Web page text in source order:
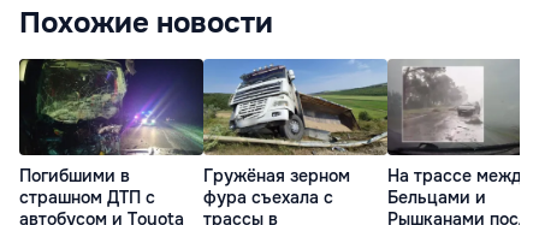
Похожие новости
Погибшими в
страшном ДТП с
автобусом и Toyota
Гружёная зерном
фура съехала с
трассы в
На трассе между
Бельцами и
Рышканами после